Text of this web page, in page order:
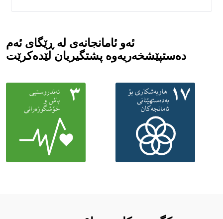
ئەو ئامانجانەی لە ڕێگای ئەم
دەستپێشخەریەوە پشتگیریان لێدەکرێت